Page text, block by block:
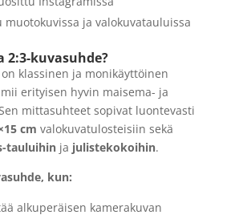
ja valokuvatauluissa
kuvasuhde?
klassinen ja monikäyttöinen
erityisen hyvin maisema- ja
mittasuhteet sopivat luontevasti
cm valokuvatulosteisiin sekä
tauluihinja julistekokoihin.
kun:
alkuperäisen kamerakuvan